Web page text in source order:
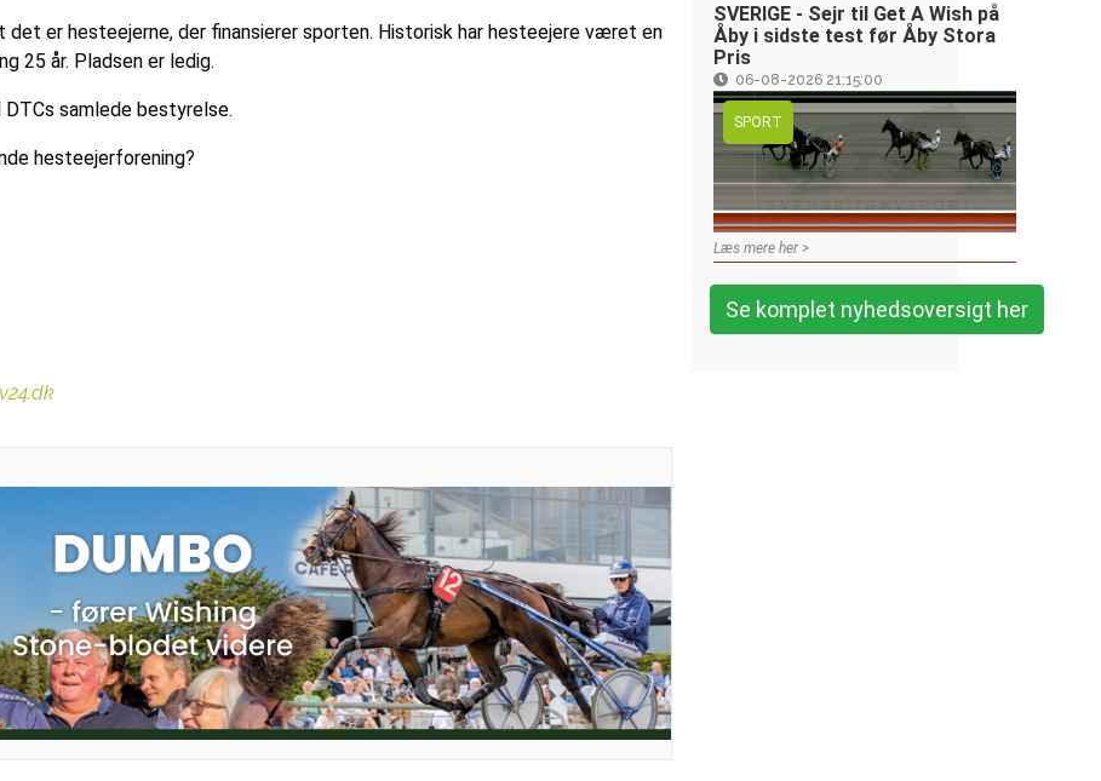
det er hesteejerne, der finansierer sporten. Historisk har hesteejere været en
25 år. Pladsen er ledig.
samlede bestyrelse.
hesteejerforening?
SVERIGE - Sejr til Get A Wish på
Åby i sidste test før Åby Stora
Pris
06-08-2026 21:15:00
SPORT
Læs mere her >
Se komplet nyhedsoversigt her